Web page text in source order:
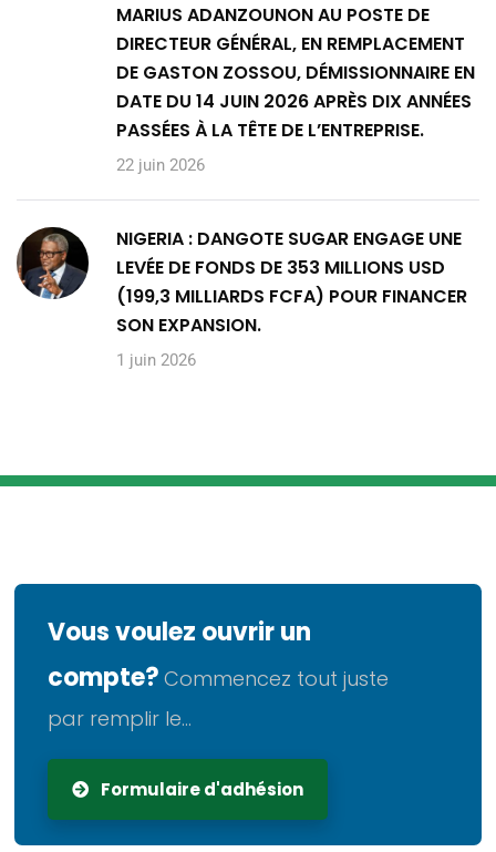
MARIUS ADANZOUNON AU POSTE DE
DIRECTEUR GÉNÉRAL, EN REMPLACEMENT
DE GASTON ZOSSOU, DÉMISSIONNAIRE EN
DATE DU 14 JUIN 2026 APRÈS DIX ANNÉES
PASSÉES À LA TÊTE DE L’ENTREPRISE.
22 juin 2026
NIGERIA : DANGOTE SUGAR ENGAGE UNE
LEVÉE DE FONDS DE 353 MILLIONS USD
(199,3 MILLIARDS FCFA) POUR FINANCER
SON EXPANSION.
1 juin 2026
Vous voulez ouvrir un
compte? Commencez tout juste
par remplir le...
Formulaire d'adhésion